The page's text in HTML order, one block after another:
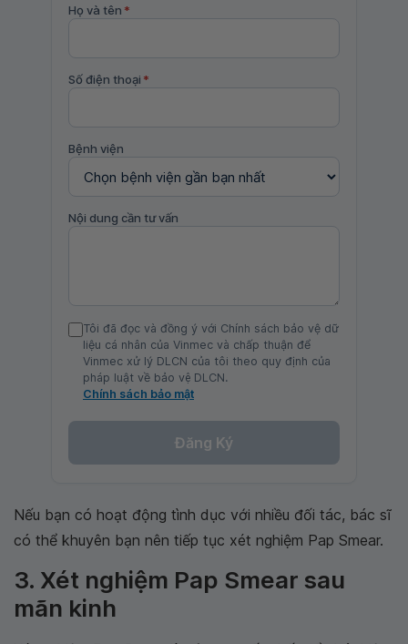
Họ và tên *
Số điện thoại *
Bệnh viện
Nội dung cần tư vấn
Tôi đã đọc và đồng ý với Chính sách bảo vệ dữ
liệu cá nhân của Vinmec và chấp thuận để
Vinmec xử lý DLCN của tôi theo quy định của
pháp luật về bảo vệ DLCN.
Chính sách bảo mật
Đăng Ký
Nếu bạn có hoạt động tình dục với nhiều đối tác, bác sĩ
có thể khuyên bạn nên tiếp tục xét nghiệm Pap Smear.
3. Xét nghiệm Pap Smear sau
mãn kinh